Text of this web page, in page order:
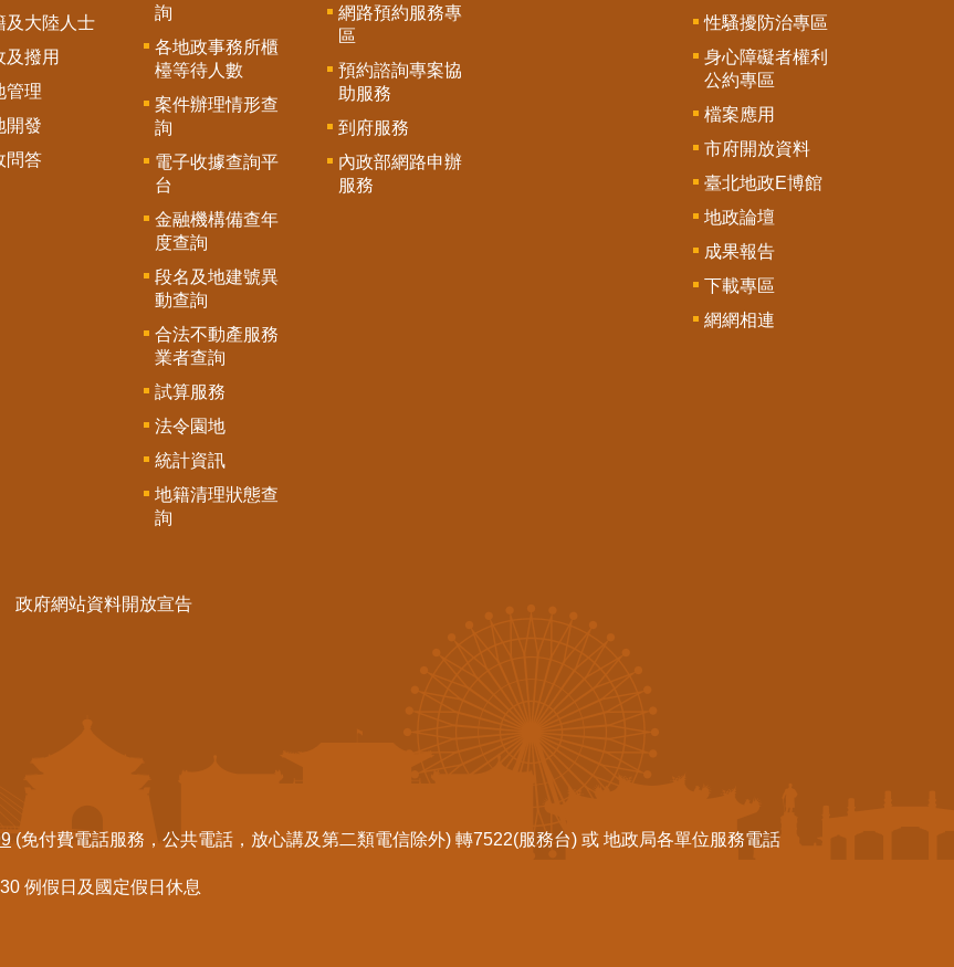
及大陸人士
及撥用
管理
開發
問答
詢
各地政事務所櫃
檯等待人數
案件辦理情形查
詢
電子收據查詢平
台
金融機構備查年
度查詢
段名及地建號異
動查詢
合法不動產服務
業者查詢
試算服務
法令園地
統計資訊
地籍清理狀態查
詢
網路預約服務專
區
預約諮詢專案協
助服務
到府服務
內政部網路申辦
服務
性騷擾防治專區
身心障礙者權利
公約專區
檔案應用
市府開放資料
臺北地政E博館
地政論壇
成果報告
下載專區
網網相連
政府網站資料開放宣告
(免付費電話服務，公共電話，放心講及第二類電信除外) 轉7522(服務台) 或 地政局各單位服務電話
例假日及國定假日休息